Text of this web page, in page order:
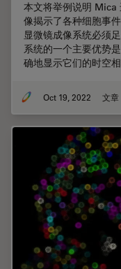
本文将举例说明 Mica
像揭示了各种细胞事
显微镜成像系统必须
系统的一个主要优势
确地显示它们的时空相
Oct 19, 2022 文章